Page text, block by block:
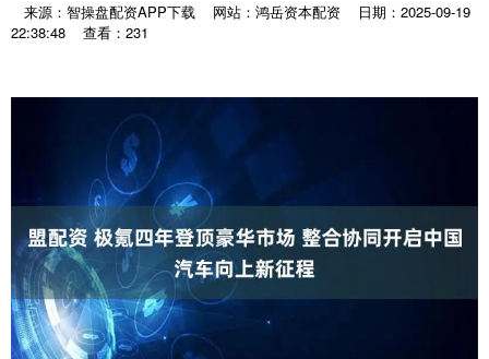
来源：智操盘配资APP下载 网站：鸿岳资本配资
日期：2025-09-19
22:38:48
查看：231